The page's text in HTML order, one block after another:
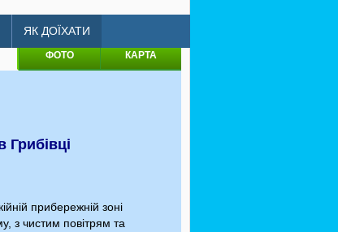
ЯК ДОЇХАТИ
hotel
ФОТО КАРТА
прибережній зоні
з чистим повітрям та